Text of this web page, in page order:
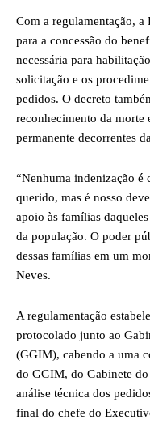
Com a regulamentação, a
para a concessão do
necessária para
solicitação e os
pedidos. O decreto
reconhecimento da morte
permanente decorrentes
“Nenhuma indenização é
querido, mas é nosso
apoio às famílias
da população. O poder
dessas famílias em um
Neves.
A regulamentação
protocolado junto ao
(GGIM), cabendo a uma
do GGIM, do Gabinete
análise técnica dos
final do chefe do